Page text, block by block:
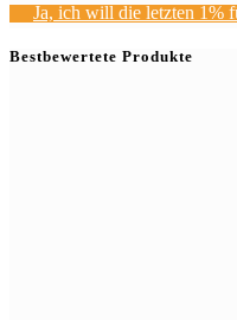
Ja, ich will die letzten 1%
Bestbewertete Produkte